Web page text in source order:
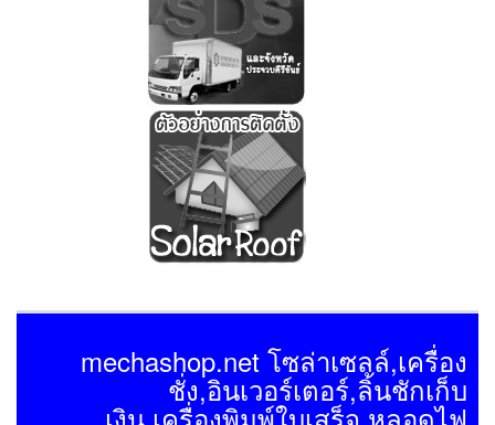
mechashop.net โซล่าเซลล์,เครื่อง
ชั่ง,อินเวอร์เตอร์,ลิ้นชักเก็บ